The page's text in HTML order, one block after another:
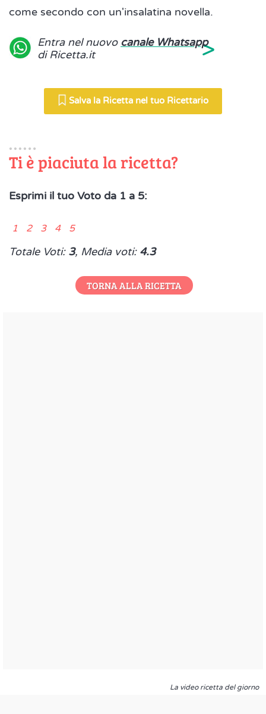
come secondo con un'insalatina novella.
Entra nel nuovo canale Whatsapp
di Ricetta.it
>
Salva la Ricetta nel tuo Ricettario
Ti è piaciuta la ricetta?
Esprimi il tuo Voto da 1 a 5:
1 2 3 4 5
Totale Voti: 3, Media voti: 4.3
TORNA ALLA RICETTA
La video ricetta del giorno